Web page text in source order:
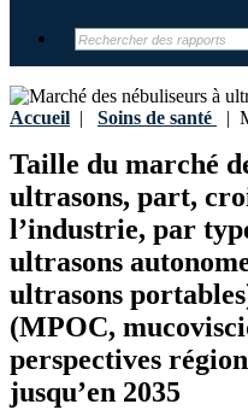
Accueil | Soins de santé |
Taille du marché
ultrasons, part,
l’industrie, par
ultrasons
ultrasons
(MPOC,
perspectives
jusqu’en 2035